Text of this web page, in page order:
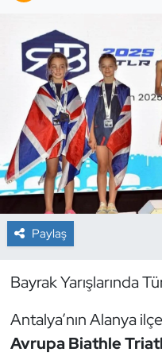
Paylaş
Bayrak Yarışlarında
Antalya’nın Alanya
Avrupa Biathle
Buz Pateni
Çim Hokeyi
Cimnastik
Curling
Dağcılık
E-Spor